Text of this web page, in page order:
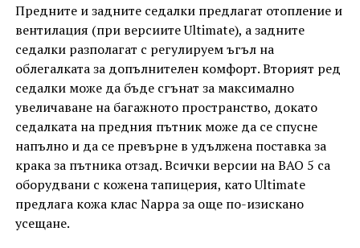
Предните и задните седалки предлагат отопление и
вентилация (при версиите Ultimate), а задните
седалки разполагат с регулируем ъгъл на
облегалката за допълнителен комфорт. Вторият ред
седалки може да бъде сгънат за максимално
увеличаване на багажното пространство, докато
седалката на предния пътник може да се спусне
напълно и да се превърне в удължена поставка за
крака за пътника отзад. Всички версии на BAO 5 са
оборудвани с кожена тапицерия, като Ultimate
предлага кожа клас Nappa за още по-изискано
усещане.